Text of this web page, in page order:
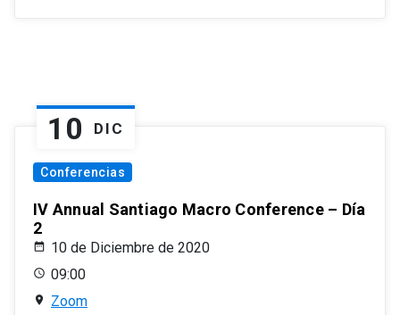
10 DIC
Conferencias
IV Annual Santiago Macro Conference – Día
2
10 de Diciembre de 2020
09:00
Zoom